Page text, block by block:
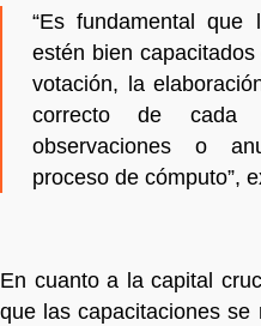
“Es fundamental que
estén bien
votación, la
correcto de cada
observaciones o
proceso de cómputo”,
En cuanto a la capital
que las capacitaciones